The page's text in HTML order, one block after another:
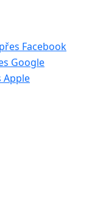
Facebook
Google
Apple